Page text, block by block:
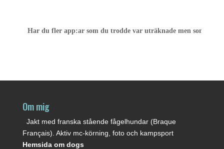
Har du fler app:ar som du trodde var uträknade men som levt
Om mig
Jakt med franska stående fågelhundar (Braque
Français). Aktiv mc-körning, foto och kampsport
Hemsida om dogs